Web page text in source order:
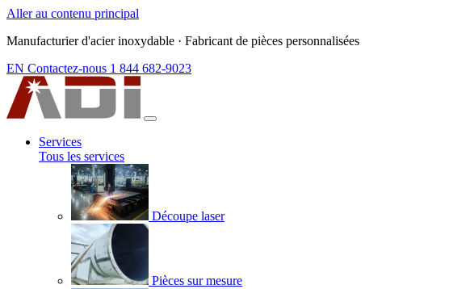
Aller au contenu principal
Manufacturier d'acier inoxydable · Fabricant de pièces personnalisées
EN Contactez-nous 1 844 682-9023
Services
Tous les services
Découpe laser
Pièces sur mesure